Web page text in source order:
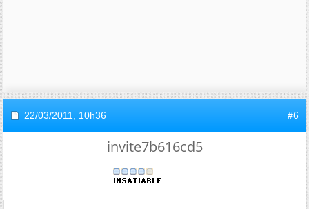
22/03/2011, 10h36 #6
invite7b616cd5